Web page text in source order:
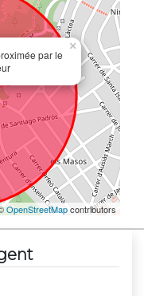
par le
×
OpenStreetMapcontributors